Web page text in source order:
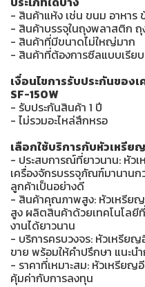
- สินค้าแห้ง เช่น ขนม อาหาร
- สินค้าบรรจุในถุงพลาสติก
- สินค้าที่มีขนาดไม่ใหญ่มาก
- สินค้าที่ต้องการซีลแบบเรียบ
เงื่อนไขการรับประกันของ
SF-150W
- รับประกันสินค้า 1 ปี
- ไม่รวมอะไหล่สึกหรอ
เลือกใช้บริการกับหัวเหรีย
- ประสบการณ์ที่ยาวนาน: หัว
เครื่องจักรบรรจุภัณฑ์มานานก
ลูกค้าเป็นอย่างดี
- สินค้าคุณภาพสูง: หัวเหรี
สูง ผลิตสินค้าด้วยเทคโนโลยี
งานได้ยาวนาน
- บริการครบวงจร: หัวเหรีย
ขาย พร้อมให้คำปรึกษา แนะน
- ราคาที่เหมาะสม: หัวเหรีย
คุ้มค่ากับการลงทุน